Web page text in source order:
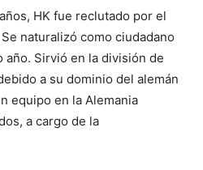
HK fue reclutado por el
naturalizó como ciudadano
Sirvió en la división de
a su dominio del alemán
equipo en la Alemania
a cargo de la